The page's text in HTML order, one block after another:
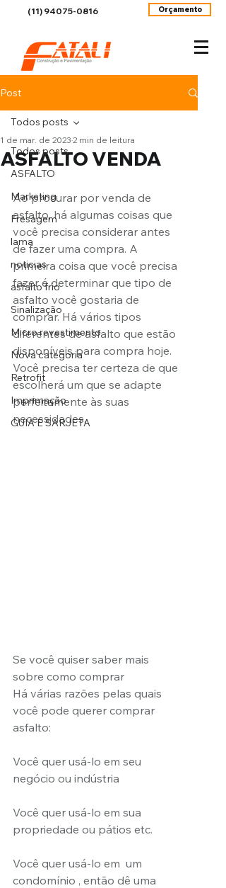
(11) 94075-0816 Orçamento
Post
Todos posts
ASFALTO
Marketing
Fresagem
lama
noticias
asfalto frio
Sinalização
Micro revestimento
Nova categoria
Retrofit
Imprimação
GUIA E SARJETA
Todos posts
ASFALTO VENDA
1 de mar. de 2023 2 min de leitura
Ao procurar por venda de
asfalto, há algumas coisas que
você precisa considerar antes
de fazer uma compra. A
primeira coisa que você precisa
fazer é determinar que tipo de
asfalto você gostaria de
comprar. Há vários tipos
diferentes de asfalto que estão
disponíveis para compra hoje.
Você precisa ter certeza de que
escolherá um que se adapte
perfeitamente às suas
necessidades.
Se você quiser saber mais
sobre como comprar
Há várias razões pelas quais
você pode querer comprar
asfalto:
Você quer usá-lo em seu
negócio ou indústria
Você quer usá-lo em sua
propriedade ou pátios etc.
Você quer usá-lo em  um
condomínio , então dê uma